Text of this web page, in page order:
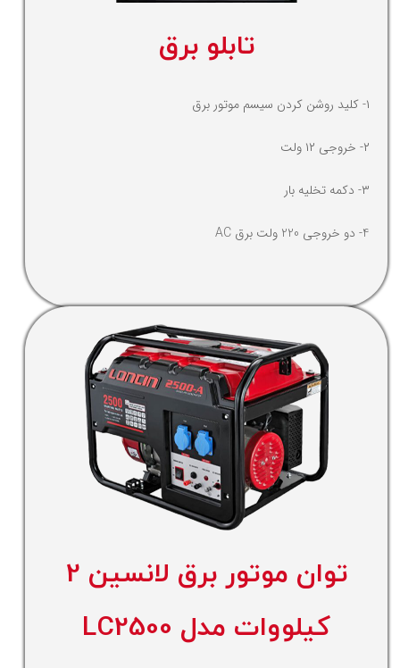
تابلو برق
۱- کلید روشن کردن سیسم موتور برق
۲- خروجی ۱۲ ولت
۳- دکمه تخلیه بار
4- دو خروجی 220 ولت برق AC
توان موتور برق لانسین 2
کیلووات مدل LC2500